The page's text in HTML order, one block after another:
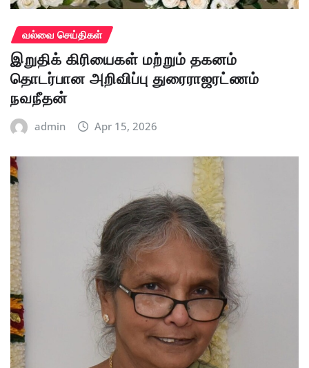
வல்வை செய்திகள்
இறுதிக் கிரியைகள் மற்றும் தகனம்
தொடர்பான அறிவிப்பு துரைராஜரட்ணம்
நவநீதன்
admin Apr 15, 2026